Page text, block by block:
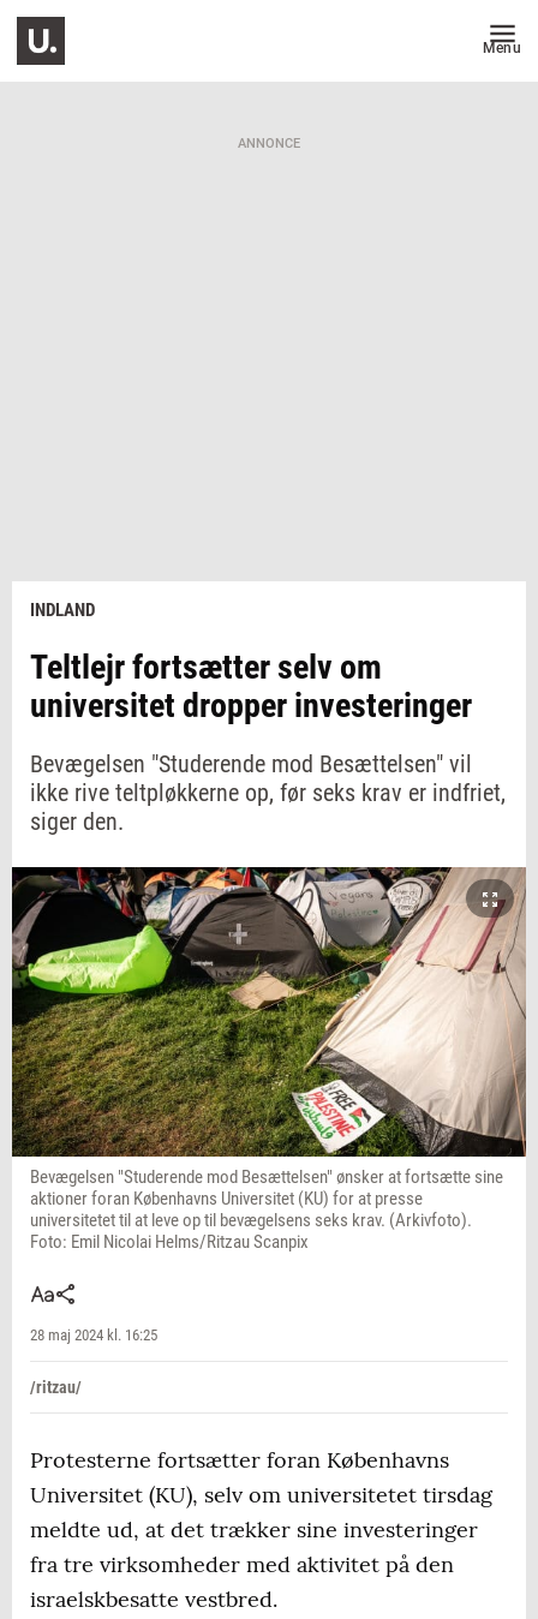
Menu
ANNONCE
INDLAND
Teltlejr fortsætter selv om
universitet dropper investeringer
Bevægelsen "Studerende mod Besættelsen" vil
ikke rive teltpløkkerne op, før seks krav er indfriet,
siger den.
Bevægelsen "Studerende mod Besættelsen" ønsker at fortsætte sine
aktioner foran Københavns Universitet (KU) for at presse
universitetet til at leve op til bevægelsens seks krav. (Arkivfoto).
Foto: Emil Nicolai Helms/Ritzau Scanpix
28 maj 2024 kl. 16:25
/ritzau/
Protesterne fortsætter foran Københavns
Universitet (KU), selv om universitetet tirsdag
meldte ud, at det trækker sine investeringer
fra tre virksomheder med aktivitet på den
israelskbesatte vestbred.